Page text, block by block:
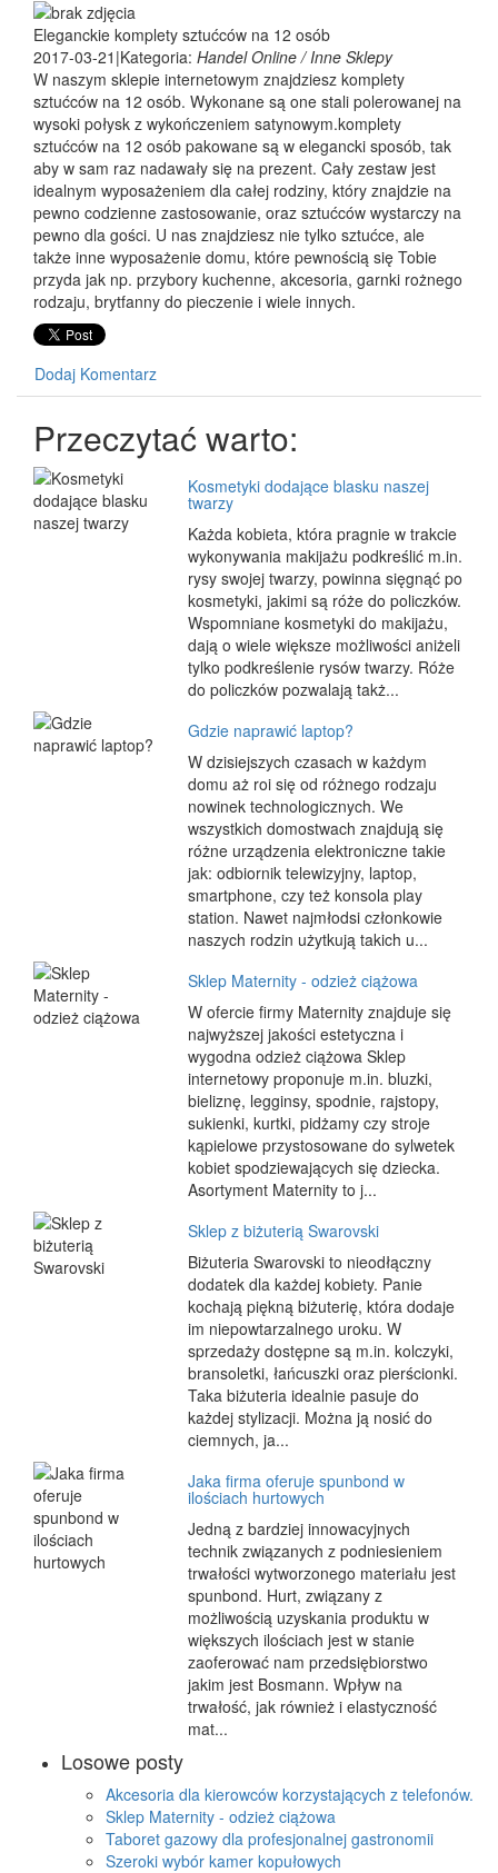
Eleganckie komplety sztućców na 12 osób
2017-03-21 |Kategoria: Handel Online / Inne Sklepy
W naszym sklepie internetowym znajdziesz komplety
sztućców na 12 osób. Wykonane są one stali polerowanej na
wysoki połysk z wykończeniem satynowym.komplety
sztućców na 12 osób pakowane są w elegancki sposób, tak
aby w sam raz nadawały się na prezent. Cały zestaw jest
idealnym wyposażeniem dla całej rodziny, który znajdzie na
pewno codzienne zastosowanie, oraz sztućców wystarczy na
pewno dla gości. U nas znajdziesz nie tylko sztućce, ale
także inne wyposażenie domu, które pewnością się Tobie
przyda jak np. przybory kuchenne, akcesoria, garnki rożnego
rodzaju, brytfanny do pieczenie i wiele innych.
Dodaj Komentarz
Przeczytać warto:
Kosmetyki dodające blasku naszej
twarzy
Każda kobieta, która pragnie w trakcie
wykonywania makijażu podkreślić m.in.
rysy swojej twarzy, powinna sięgnąć po
kosmetyki, jakimi są róże do policzków.
Wspomniane kosmetyki do makijażu,
dają o wiele większe możliwości aniżeli
tylko podkreślenie rysów twarzy. Róże
do policzków pozwalają takż...
Gdzie naprawić laptop?
W dzisiejszych czasach w każdym
domu aż roi się od różnego rodzaju
nowinek technologicznych. We
wszystkich domostwach znajdują się
różne urządzenia elektroniczne takie
jak: odbiornik telewizyjny, laptop,
smartphone, czy też konsola play
station. Nawet najmłodsi członkowie
naszych rodzin użytkują takich u...
Sklep Maternity - odzież ciążowa
W ofercie firmy Maternity znajduje się
najwyższej jakości estetyczna i
wygodna odzież ciążowa Sklep
internetowy proponuje m.in. bluzki,
bieliznę, legginsy, spodnie, rajstopy,
sukienki, kurtki, pidżamy czy stroje
kąpielowe przystosowane do sylwetek
kobiet spodziewających się dziecka.
Asortyment Maternity to j...
Sklep z biżuterią Swarovski
Biżuteria Swarovski to nieodłączny
dodatek dla każdej kobiety. Panie
kochają piękną biżuterię, która dodaje
im niepowtarzalnego uroku. W
sprzedaży dostępne są m.in. kolczyki,
bransoletki, łańcuszki oraz pierścionki.
Taka biżuteria idealnie pasuje do
każdej stylizacji. Można ją nosić do
ciemnych, ja...
Jaka firma oferuje spunbond w
ilościach hurtowych
Jedną z bardziej innowacyjnych
technik związanych z podniesieniem
trwałości wytworzonego materiału jest
spunbond. Hurt, związany z
możliwością uzyskania produktu w
większych ilościach jest w stanie
zaoferować nam przedsiębiorstwo
jakim jest Bosmann. Wpływ na
trwałość, jak również i elastyczność
mat...
Losowe posty
Akcesoria dla kierowców korzystających z telefonów.
Sklep Maternity - odzież ciążowa
Taboret gazowy dla profesjonalnej gastronomii
Szeroki wybór kamer kopułowych